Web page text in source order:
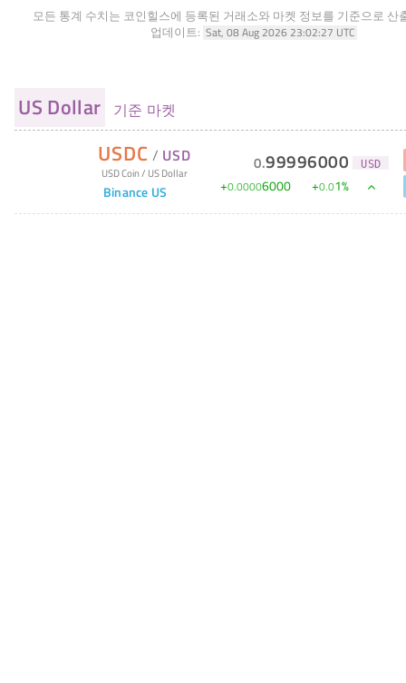
모든 통계 수치는 코인힐스에 등록된 거래소와 마켓 정보를 기준으로 산
업데이트: Sat, 08 Aug 2026 23:02:27 UTC
US Dollar 기준 마켓
USDC / USD
USD Coin/ US Dollar
Binance US
0.99996000 USD
+0.00006000 +0.01%